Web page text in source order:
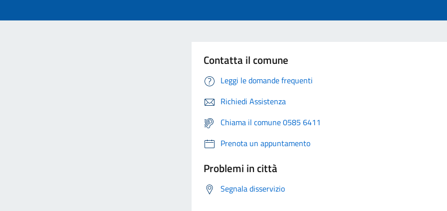
Contatta il comune
Leggi le domande frequenti
Richiedi Assistenza
Chiama il comune 0585 6411
Prenota un appuntamento
Problemi in città
Segnala disservizio